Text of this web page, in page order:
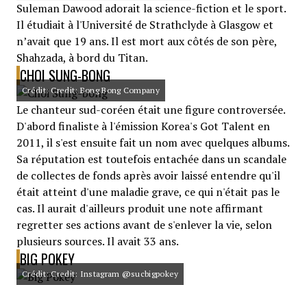
Suleman Dawood adorait la science-fiction et le sport.
Il étudiait à l'Université de Strathclyde à Glasgow et
n’avait que 19 ans. Il est mort aux côtés de son père,
Shahzada, à bord du Titan.
CHOI SUNG-BONG
Crédit: Credit: Bong Bong Company
Le chanteur sud-coréen était une figure controversée.
D'abord finaliste à l'émission Korea's Got Talent en
2011, il s'est ensuite fait un nom avec quelques albums.
Sa réputation est toutefois entachée dans un scandale
de collectes de fonds après avoir laissé entendre qu'il
était atteint d'une maladie grave, ce qui n'était pas le
cas. Il aurait d'ailleurs produit une note affirmant
regretter ses actions avant de s'enlever la vie, selon
plusieurs sources. Il avait 33 ans.
BIG POKEY
Crédit: Credit: Instagram @sucbigpokey